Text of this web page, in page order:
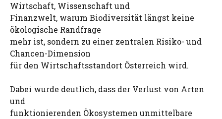
Wirtschaft, Wissenschaft und
Finanzwelt, warum Biodiversität längst keine
ökologische Randfrage
mehr ist, sondern zu einer zentralen Risiko- und
Chancen-Dimension
für den Wirtschaftsstandort Österreich wird.
Dabei wurde deutlich, dass der Verlust von Arten
und
funktionierenden Ökosystemen unmittelbare